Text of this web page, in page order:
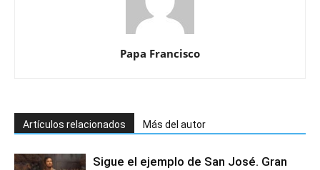
Papa Francisco
Artículos relacionados Más del autor
Sigue el ejemplo de San José. Gran